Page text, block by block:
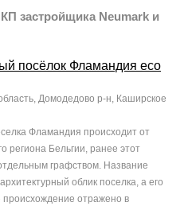
застройщика Neumark и
посёлок Фламандия eco
Домодедово р-н, Каширское
Фламандия происходит от
региона Бельгии, ранее этот
графством. Название
облик поселка, а его
происхождение отражено в